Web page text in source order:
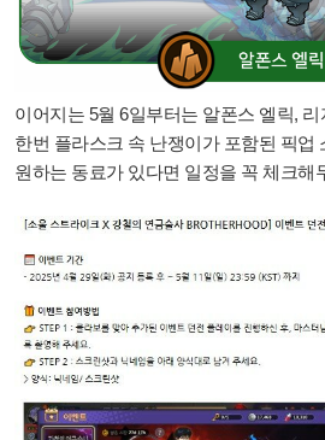
이어지는 5월 6일부터는 알폰스 엘릭, 리
한번 플라스크 속 난쟁이가 포함된 픽업
원하는 동료가 있다면 일정을 꼭 체크해